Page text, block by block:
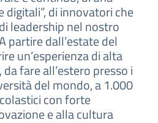
digitali”, di innovatori che
leadership nel nostro
partire dall’estate del
un’esperienza di alta
fare all’estero presso i
del mondo, a 1.000
con forte
e alla cultura